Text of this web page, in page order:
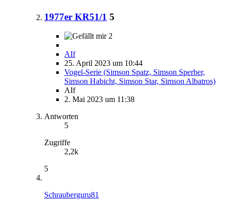
1977er KR51/1 5
2
AIf
25. April 2023 um 10:44
Vogel-Serie (Simson Spatz, Simson Sperber,
Simson Habicht, Simson Star, Simson Albatros)
AIf
2. Mai 2023 um 11:38
Antworten
5
Zugriffe
2,2k
5
Schrauberguru81